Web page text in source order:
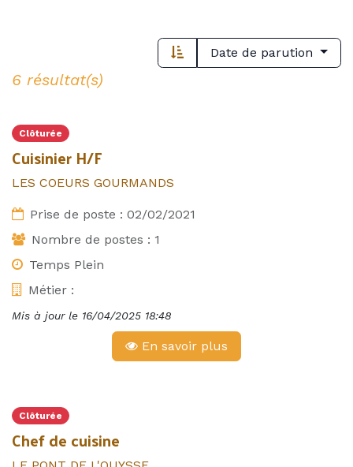
Date de parution
6 résultat(s)
Clôturée
Cuisinier H/F
LES COEURS GOURMANDS
Prise de poste : 02/02/2021
Nombre de postes : 1
Temps Plein
Métier :
Mis à jour le 16/04/2025 18:48
En savoir plus
Clôturée
Chef de cuisine